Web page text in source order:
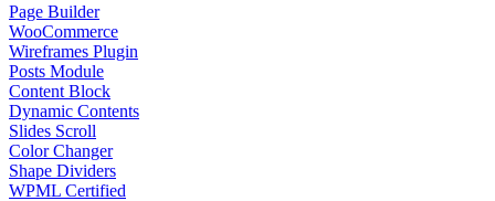
Page Builder
WooCommerce
Wireframes Plugin
Posts Module
Content Block
Dynamic Contents
Slides Scroll
Color Changer
Shape Dividers
WPML Certified